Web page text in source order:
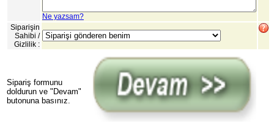
Ne yazsam?
Siparişin
Sahibi /
Gizlilik :
Sipariş formunu
doldurun ve "Devam"
butonuna basınız.